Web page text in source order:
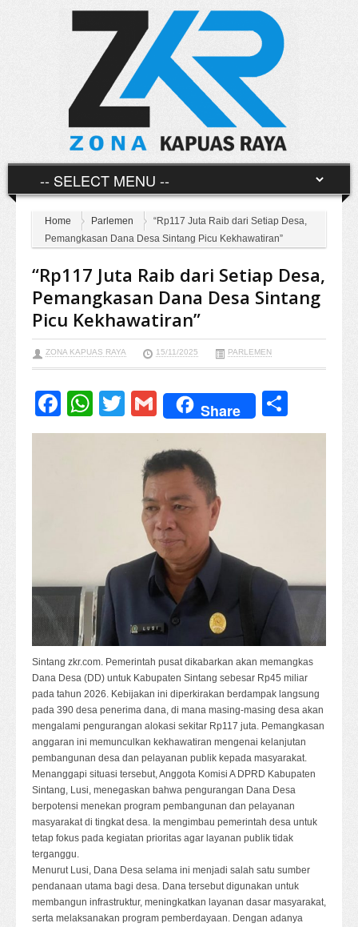
Home Parlemen
“Rp117 Juta Raib dari Setiap Desa,
Pemangkasan Dana Desa Sintang Picu Kekhawatiran”
“Rp117 Juta Raib dari Setiap Desa,
Pemangkasan Dana Desa Sintang
Picu Kekhawatiran”
ZONA KAPUAS RAYA 15/11/2025 PARLEMEN
Facebook
WhatsApp
TwitterGmail
Share
Sintang zkr.com. Pemerintah pusat dikabarkan akan memangkas
Dana Desa (DD) untuk Kabupaten Sintang sebesar Rp45 miliar
pada tahun 2026. Kebijakan ini diperkirakan berdampak langsung
pada 390 desa penerima dana, di mana masing-masing desa akan
mengalami pengurangan alokasi sekitar Rp117 juta. Pemangkasan
anggaran ini memunculkan kekhawatiran mengenai kelanjutan
pembangunan desa dan pelayanan publik kepada masyarakat.
Menanggapi situasi tersebut, Anggota Komisi A DPRD Kabupaten
Sintang, Lusi, menegaskan bahwa pengurangan Dana Desa
berpotensi menekan program pembangunan dan pelayanan
masyarakat di tingkat desa. Ia mengimbau pemerintah desa untuk
tetap fokus pada kegiatan prioritas agar layanan publik tidak
terganggu.
Menurut Lusi, Dana Desa selama ini menjadi salah satu sumber
pendanaan utama bagi desa. Dana tersebut digunakan untuk
membangun infrastruktur, meningkatkan layanan dasar masyarakat,
serta melaksanakan program pemberdayaan. Dengan adanya